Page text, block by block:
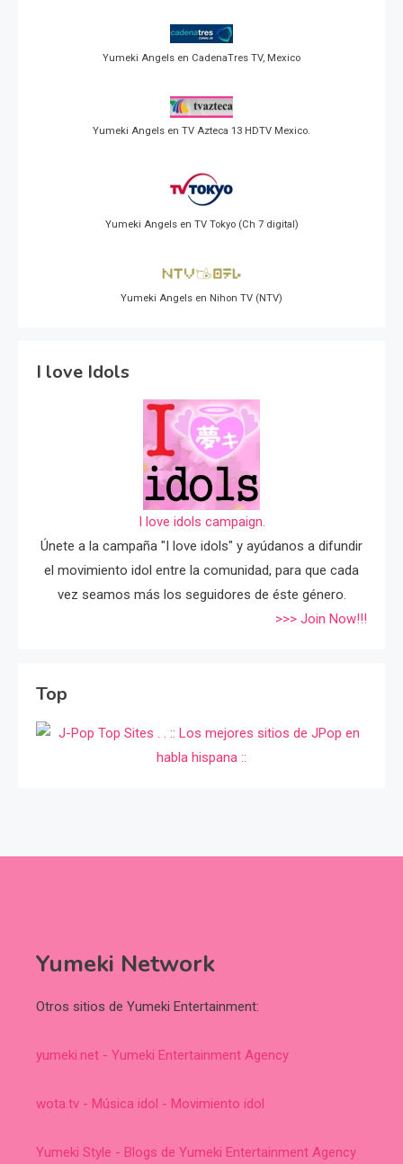
Yumeki Angels en CadenaTres TV, Mexico
Yumeki Angels en TV Azteca 13 HDTV Mexico.
Yumeki Angels en TV Tokyo (Ch 7 digital)
Yumeki Angels en Nihon TV (NTV)
I love Idols
I love idols campaign.
Únete a la campaña "I love idols" y ayúdanos a difundir
el movimiento idol entre la comunidad, para que cada
vez seamos más los seguidores de éste género.
>>> Join Now!!!
Top
Yumeki Network
Otros sitios de Yumeki Entertainment:
yumeki.net - Yumeki Entertainment Agency
wota.tv - Música idol - Movimiento idol
Yumeki Style - Blogs de Yumeki Entertainment Agency